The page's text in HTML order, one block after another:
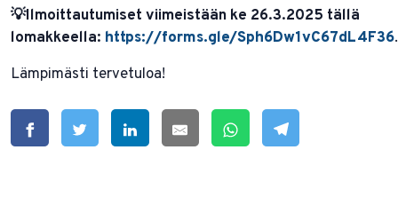
💡Ilmoittautumiset viimeistään ke 26.3.2025 tällä
lomakkeella: https://forms.gle/Sph6Dw1vC67dL4F36.
Lämpimästi tervetuloa!